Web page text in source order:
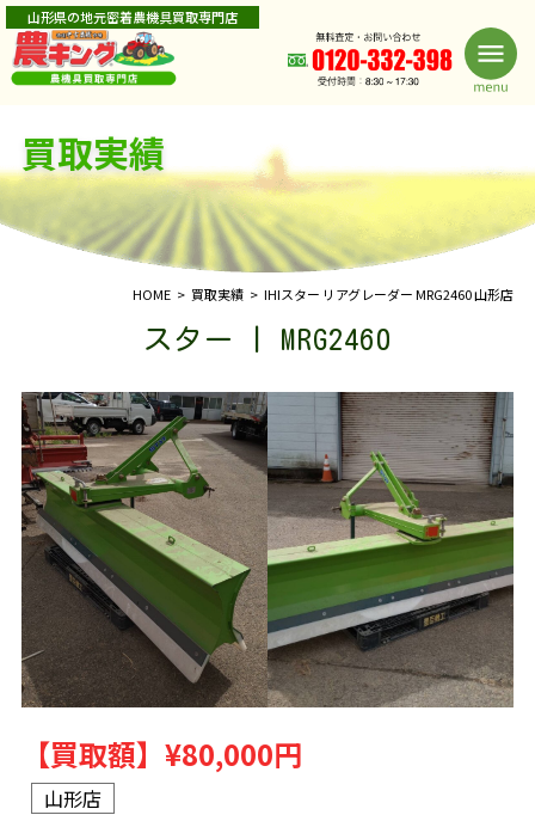
山形県の地元密着農機具買取専門店
買取実績
HOME 買取実績 IHIスター リアグレーダー MRG2460 山形店
スター | MRG2460
【買取額】 ¥80,000円
山形店